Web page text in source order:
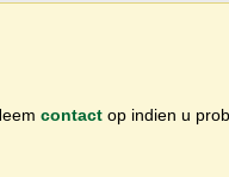
contact op indien u